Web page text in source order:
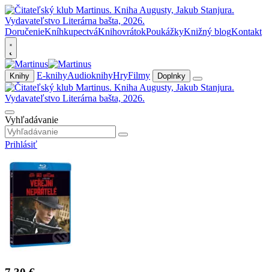
DoručenieKníhkupectváKnihovrátokPoukážkyKnižný blogKontakt
Knihy E-knihyAudioknihyHryFilmy Doplnky
Vyhľadávanie
Prihlásiť